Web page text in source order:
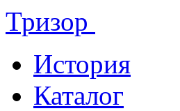
Тризор
История
Каталог